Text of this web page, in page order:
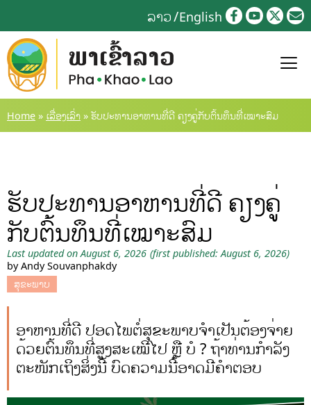
to
content
ລາວ English
Home » ເລື່ອງເລົ່າ » ຮັບປະທານອາຫານທີ່ດີ ຄຽງຄູ່ກັບຕົ້ນທຶນທີ່ເໝາະສົມ
ຮັບປະທານອາຫານທີ່ດີ ຄຽງຄູ່
ກັບຕົ້ນທຶນທີ່ເໝາະສົມ
Last updated on August 6, 2026 (first published: August 6, 2026)
by Andy Souvanphakdy
ສຸຂະພາບ
ອາຫານທີ່ດີ ປອດໄພຕໍ່ສຸຂະພາບຈຳເປັນຕ້ອງຈ່າຍ
ດ້ວຍຕົ້ນທຶນທີ່ສູງສະເໝີໄປ ຫຼື ບໍ ? ຖ້າທ່ານກຳລັງ
ຕະໜັກເຖິງສິ່ງນີ້ ບົດຄວາມນີ້ອາດມີຄຳຕອບ